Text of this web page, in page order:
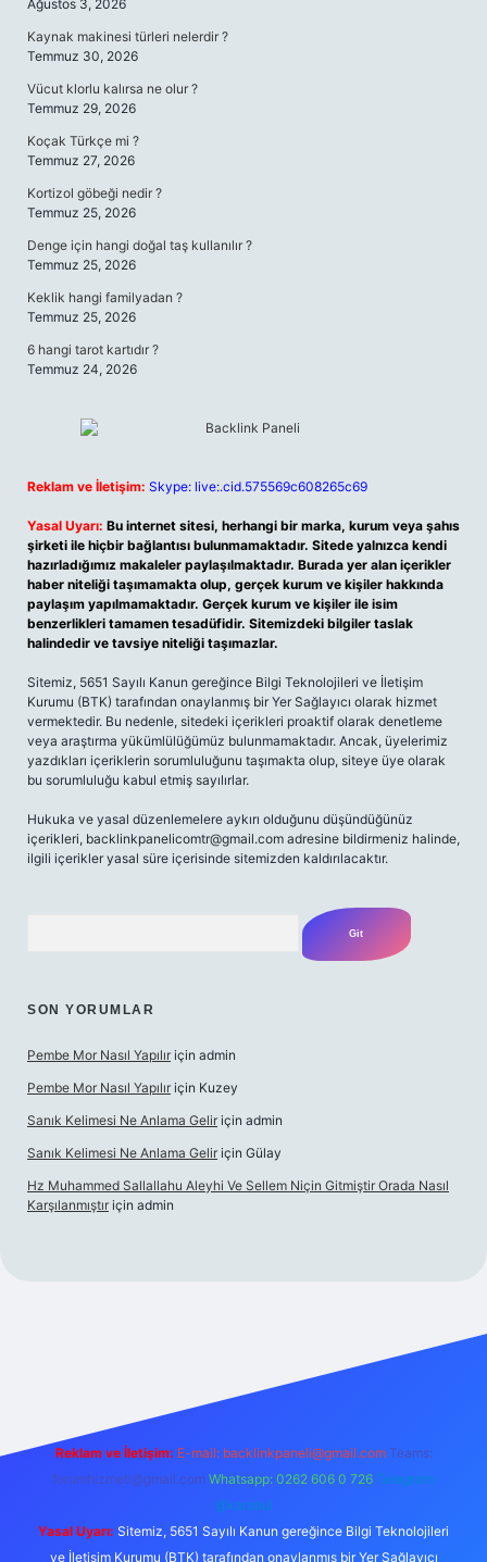
Ağustos 3, 2026
Kaynak makinesi türleri nelerdir ?
Temmuz 30, 2026
Vücut klorlu kalırsa ne olur ?
Temmuz 29, 2026
Koçak Türkçe mi ?
Temmuz 27, 2026
Kortizol göbeği nedir ?
Temmuz 25, 2026
Denge için hangi doğal taş kullanılır ?
Temmuz 25, 2026
Keklik hangi familyadan ?
Temmuz 25, 2026
6 hangi tarot kartıdır ?
Temmuz 24, 2026
Reklam ve İletişim: Skype: live:.cid.575569c608265c69
Yasal Uyarı: Bu internet sitesi, herhangi bir marka, kurum veya şahıs
şirketi ile hiçbir bağlantısı bulunmamaktadır. Sitede yalnızca kendi
hazırladığımız makaleler paylaşılmaktadır. Burada yer alan içerikler
haber niteliği taşımamakta olup, gerçek kurum ve kişiler hakkında
paylaşım yapılmamaktadır. Gerçek kurum ve kişiler ile isim
benzerlikleri tamamen tesadüfidir. Sitemizdeki bilgiler taslak
halindedir ve tavsiye niteliği taşımazlar.
Sitemiz, 5651 Sayılı Kanun gereğince Bilgi Teknolojileri ve İletişim
Kurumu (BTK) tarafından onaylanmış bir Yer Sağlayıcı olarak hizmet
vermektedir. Bu nedenle, sitedeki içerikleri proaktif olarak denetleme
veya araştırma yükümlülüğümüz bulunmamaktadır. Ancak, üyelerimiz
yazdıkları içeriklerin sorumluluğunu taşımakta olup, siteye üye olarak
bu sorumluluğu kabul etmiş sayılırlar.
Hukuka ve yasal düzenlemelere aykırı olduğunu düşündüğünüz
içerikleri, backlinkpanelicomtr@gmail.com adresine bildirmeniz halinde,
ilgili içerikler yasal süre içerisinde sitemizden kaldırılacaktır.
SON YORUMLAR
Pembe Mor Nasıl Yapılır için admin
Pembe Mor Nasıl Yapılır için Kuzey
Sanık Kelimesi Ne Anlama Gelir için admin
Sanık Kelimesi Ne Anlama Gelir için Gülay
Hz Muhammed Sallallahu Aleyhi Ve Sellem Niçin Gitmiştir Orada Nasıl
Karşılanmıştır için admin
Reklam ve İletişim: E-mail: backlinkpaneli@gmail.com Teams:
forumhizmeti@gmail.com Whatsapp: 0262 606 0 726 Telegram:
@karabul
Yasal Uyarı: Sitemiz, 5651 Sayılı Kanun gereğince Bilgi Teknolojileri
ve İletişim Kurumu (BTK) tarafından onaylanmış bir Yer Sağlayıcı